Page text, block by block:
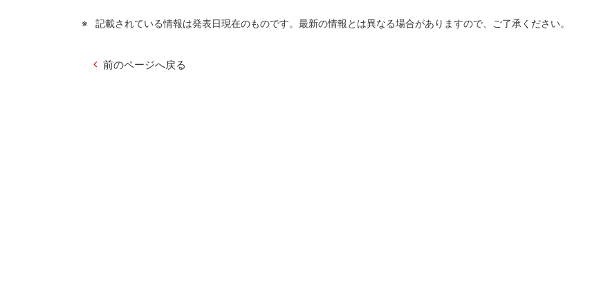
記載されている情報は発表日現在のものです。最新の情報とは異なる場合がありますので、ご了承ください。
前のページへ戻る